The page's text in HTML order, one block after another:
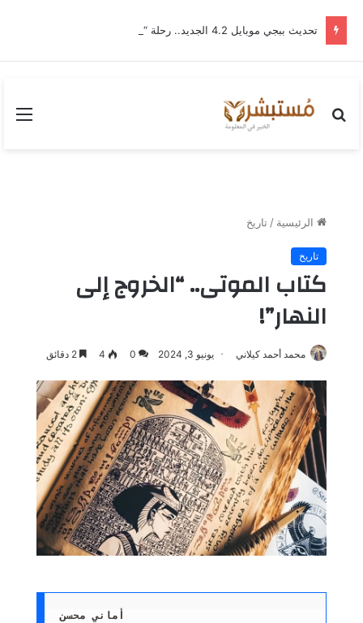
بحث
الرئيسية / تاريخ
تاريخ
كتاب الموتى.. “الخروج إلى
النهار”!
محمد أحمد كيلاني يونيو 3, 2024 0
4
أماني محسن